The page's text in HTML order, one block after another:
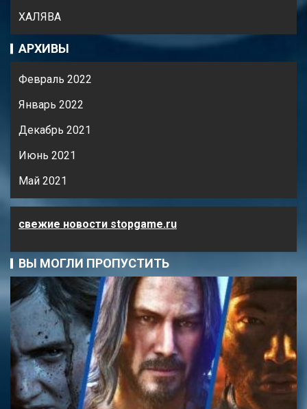
ХАЛЯВА
АРХИВЫ
Февраль 2022
Январь 2022
Декабрь 2021
Июнь 2021
Май 2021
свежие новости stopgame.ru
ВЫ МОГЛИ ПРОПУСТИТЬ